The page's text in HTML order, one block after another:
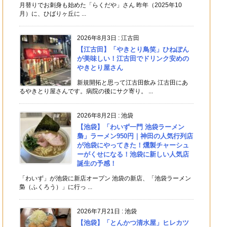
月替りでお刺身も始めた「らくだや」さん 昨年（2025年10
月）に、ひばりヶ丘に ...
2026年8月3日 : 江古田
【江古田】「やきとり鳥笑」ひねぽん
が美味しい！江古田でドリンク安めの
やきとり屋さん
新規開拓と思って江古田飲み 江古田にあ
るやきとり屋さんです。病院の後にサク寄り。 ...
2026年8月2日 : 池袋
【池袋】「わいず一門 池袋ラーメン
梟」ラーメン950円｜神田の人気行列店
が池袋にやってきた！燻製チャーシュ
ーがくせになる！池袋に新しい人気店
誕生の予感！
「わいず」が池袋に新店オープン 池袋の新店、「池袋ラーメン
梟（ふくろう）」に行っ ...
2026年7月21日 : 池袋
【池袋】「とんかつ清水屋」ヒレカツ